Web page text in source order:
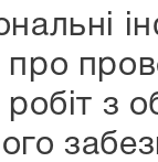
про
робіт з